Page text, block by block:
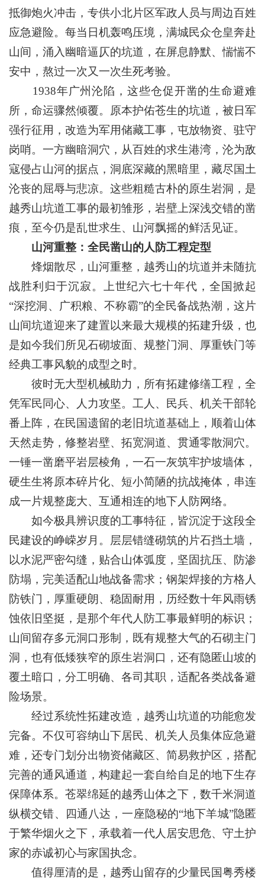
抵御炮火冲击，专供小北片区军政人员与周边百姓
应急避险。每当日机轰鸣压境，满城民众仓皇奔赴
山间，涌入幽暗逼仄的坑道，在屏息静默、惴惴不
安中，熬过一次又一次生死考验。
1938年广州沦陷，这些仓促开凿的生命避难
所，命运骤然倾覆。原本护佑苍生的坑道，被日军
强行征用，改造为军用储藏工事，屯放物资、驻守
岗哨。一方幽暗洞穴，从百姓的求生港湾，沦为敌
寇侵占山河的据点，洞底深藏的黑暗里，藏尽国土
沦丧的屈辱与悲凉。这些粗糙古朴的原生岩洞，是
越秀山坑道工事的最初雏形，岩壁上深浅交错的凿
痕，至今仍是乱世求生、山河飘摇的鲜活见证。
山河重整：全民凿山的人防工程定型
烽烟散尽，山河重整，越秀山的坑道并未随抗
战胜利归于沉寂。上世纪六七十年代，全国掀起
“深挖洞、广积粮、不称霸”的全民备战热潮，这片
山间坑道迎来了建置以来最大规模的拓建升级，也
是如今我们所见石砌坡面、规整门洞、厚重铁门等
经典工事风貌的成型之时。
彼时无大型机械助力，所有拓建修缮工程，全
凭军民同心、人力攻坚。工人、民兵、机关干部轮
番上阵，在民国遗留的老旧坑道基础上，顺着山体
天然走势，修整岩壁、拓宽洞道、贯通零散洞穴。
一锤一凿磨平岩层棱角，一石一灰筑牢护坡墙体，
硬生生将原本碎片化、短小简陋的抗战掩体，串连
成一片规整庞大、互通相连的地下人防网络。
如今极具辨识度的工事特征，皆沉淀于这段全
民建设的峥嵘岁月。层层错缝砌筑的片石挡土墙，
以水泥严密勾缝，贴合山体弧度，坚固抗压、防渗
防塌，完美适配山地战备需求；钢架焊接的方格人
防铁门，厚重硬朗、稳固耐用，历经数十年风雨锈
蚀依旧坚挺，是那个年代人防工事最鲜明的标识；
山间留存多元洞口形制，既有规整大气的石砌主门
洞，也有低矮狭窄的原生岩洞口，还有隐匿山坡的
覆土暗口，分工明确、各司其职，适配各类战备避
险场景。
经过系统性拓建改造，越秀山坑道的功能愈发
完备。不仅可容纳山下居民、机关人员集体应急避
难，还专门划分出物资储藏区、简易救护区，搭配
完善的通风通道，构建起一套自给自足的地下生存
保障体系。苍翠绵延的越秀山体之下，数千米洞道
纵横交错、四通八达，一座隐秘的“地下羊城”隐匿
于繁华烟火之下，承载着一代人居安思危、守土护
家的赤诚初心与家国执念。
值得厘清的是，越秀山留存的少量民国粤秀楼